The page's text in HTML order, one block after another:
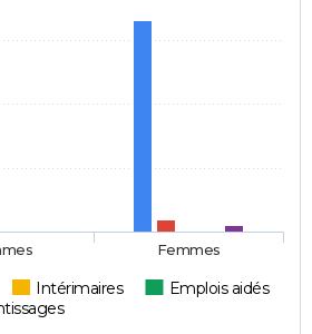
Intérimaires
Emplois aidés
Femmes